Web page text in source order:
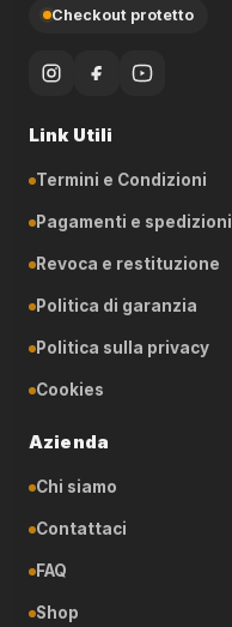
Checkout protetto
Link Utili
Termini e Condizioni
Pagamenti e spedizioni
Revoca e restituzione
Politica di garanzia
Politica sulla privacy
Cookies
Azienda
Chi siamo
Contattaci
FAQ
Shop